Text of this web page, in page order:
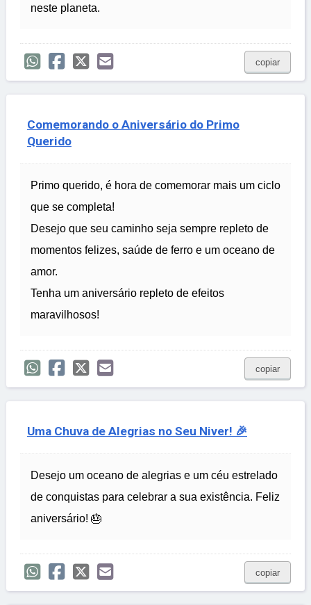
neste planeta.
copiar
Comemorando o Aniversário do Primo
Querido
Primo querido, é hora de comemorar mais um ciclo
que se completa!
Desejo que seu caminho seja sempre repleto de
momentos felizes, saúde de ferro e um oceano de
amor.
Tenha um aniversário repleto de efeitos
maravilhosos!
copiar
Uma Chuva de Alegrias no Seu Niver! 🎉
Desejo um oceano de alegrias e um céu estrelado
de conquistas para celebrar a sua existência. Feliz
aniversário! 🎂
copiar